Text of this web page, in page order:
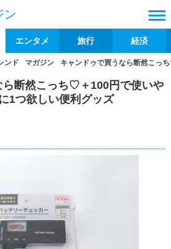
ン
エンタメ 旅行 経済
ンド マガジン キャンドゥで買うなら断然こっ
ら断然こっち♡＋100円で使いや
1つ欲しい便利グッズ